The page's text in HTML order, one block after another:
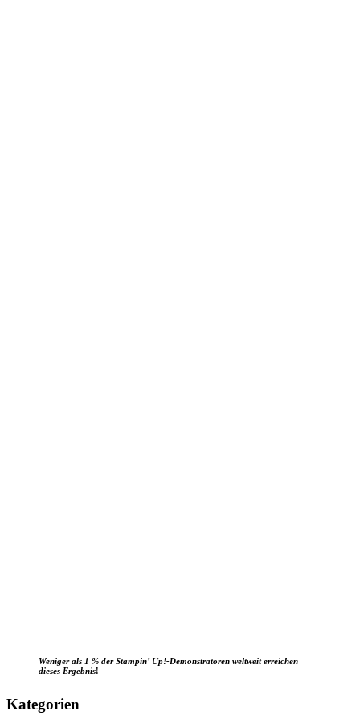
Weniger als 1 % der Stampin’ Up!-Demonstratoren weltweit erreichen
dieses Ergebnis!
Kategorien